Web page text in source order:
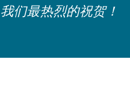
我们最热烈的祝贺！